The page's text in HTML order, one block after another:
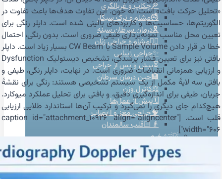
🔎چکاپ و غربالگری
🚭مشاوره ترک سیگار
🎗️درمان سرطان سینه
👩‍⚕️مشاوره جراحی زنان
✨جراحی زیبایی
⏳پیش و پس از جراحی
🏥حین درمان سرطان
⚖️کنترل وزن
🗓️پیش از عمل‌ها
🧠جراحی مغز و اعصاب
👴🏻قلب سالمندان
💡تشخیص
👨‍⚕️ویزیت‌تخصصی
🫀ساختارقلب
🎚️دریچه‌ها
«تحلیل حرکت بافت» است، نه خون. این تفاوت هدف‌ها باعث تفاوت در
الگوریتم‌ها، حساسیت‌ها و کاربردهای بالینی شده است. داپلر رنگی برای
تعیین محل مناسب نمونه‌برداری طیفی ضروری است. بدون رنگی، احتمال
خطا در قرار دادن Sample Volume یا CW Beam بسیار زیاد است. داپلر
بافتی نیز برای تعیین فشار پرشدگی، تشخیص دیستولیک Dysfunction
و ارزیابی همزمانی انقباضات ضروری است. در نهایت، داپلر رنگی، طیفی و
بافتی سه لایهٔ مکمل از یک سیستم تشخیصی هستند: رنگی برای نقشهٔ
جریان، طیفی برای اندازه‌گیری دقیق، و بافتی برای تحلیل عملکرد میوکارد.
هیچ‌کدام جای دیگری را نمی‌گیرد و ترکیب آن‌ها استاندارد طلایی ارزیابی
قلب است. [caption id="attachment_10926" align="aligncenter"
width="606"]